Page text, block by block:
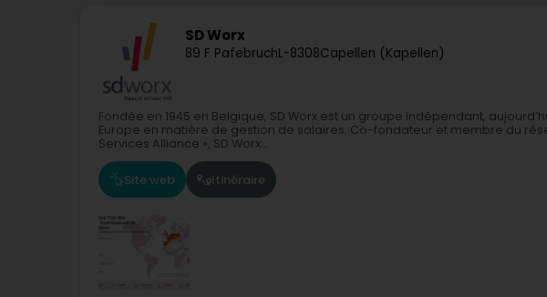
SD Worx
89 F PafebruchL-8308Capellen (Kapellen)
Fondée en 1945 en Belgique, SD Worx est un groupe indépendant,
Europe en matière de gestion de salaires. Co-fondateur et membre du
Services Alliance », SD Worx...
Site web Itinéraire